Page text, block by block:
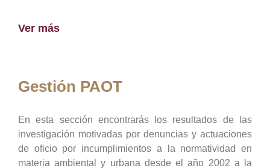
Ver más
Gestión PAOT
En esta sección encontrarás los resultados de las
investigación motivadas por denuncias y actuaciones
de oficio por incumplimientos a la normatividad en
materia ambiental y urbana desde el año 2002 a la